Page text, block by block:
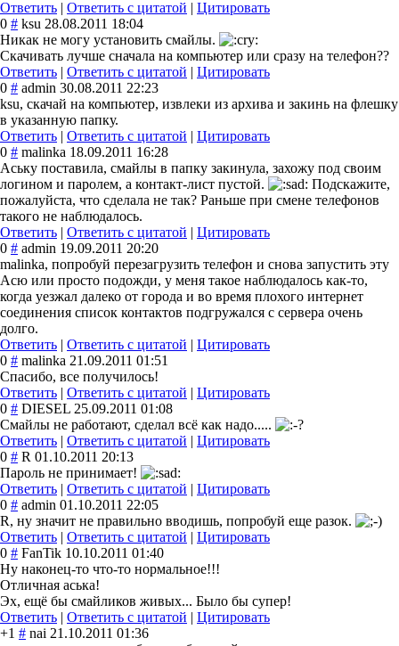
Ответить | Ответить с цитатой | Цитировать
0 # ksu 28.08.2011 18:04
Никак не могу установить смайлы.
Скачивать лучше сначала на компьютер или сразу на телефон??
Ответить | Ответить с цитатой | Цитировать
0 # admin 30.08.2011 22:23
ksu, скачай на компьютер, извлеки из архива и закинь на флешку
в указанную папку.
Ответить | Ответить с цитатой | Цитировать
0 # malinka 18.09.2011 16:28
Аську поставила, смайлы в папку закинула, захожу под своим
логином и паролем, а контакт-лист пустой.
Подскажите,
пожалуйста, что сделала не так? Раньше при смене телефонов
такого не наблюдалось.
Ответить | Ответить с цитатой | Цитировать
0 # admin 19.09.2011 20:20
malinka, попробуй перезагрузить телефон и снова запустить эту
Асю или просто подожди, у меня такое наблюдалось как-то,
когда уезжал далеко от города и во время плохого интернет
соединения список контактов подгружался с сервера очень
долго.
Ответить | Ответить с цитатой | Цитировать
0 # malinka 21.09.2011 01:51
Спасибо, все получилось!
Ответить | Ответить с цитатой | Цитировать
0 # DIESEL 25.09.2011 01:08
Смайлы не работают, сделал всё как надо.....
Ответить | Ответить с цитатой | Цитировать
0 # R 01.10.2011 20:13
Пароль не принимает!
Ответить | Ответить с цитатой | Цитировать
0 # admin 01.10.2011 22:05
R, ну значит не правильно вводишь, попробуй еще разок.
Ответить | Ответить с цитатой | Цитировать
0 # FanTik 10.10.2011 01:40
Ну наконец-то что-то нормальное!!!
Отличная аська!
Эх, ещё бы смайликов живых... Было бы супер!
Ответить | Ответить с цитатой | Цитировать
+1 # nai 21.10.2011 01:36